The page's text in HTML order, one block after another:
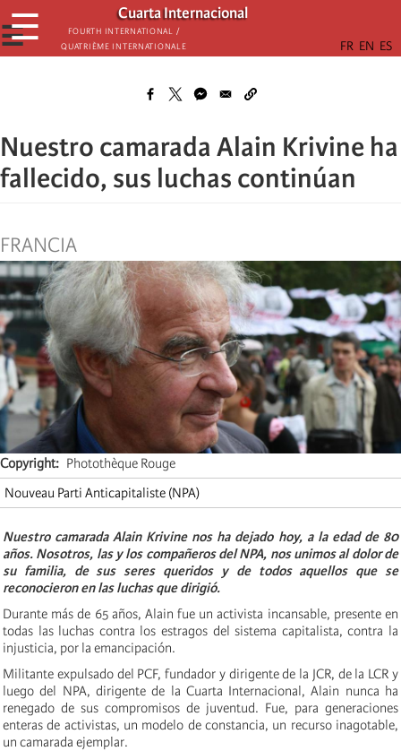
Skip
to
main
Cuarta Internacional
Fourth International /
Quatrième internationale
☰
☰
Nuestro camarada Alain Krivine ha
fallecido, sus luchas continúan
FRANCIA
Copyright
Photothèque Rouge
Nouveau Parti Anticapitaliste (NPA)
Nuestro camarada Alain Krivine nos ha dejado hoy, a la edad de 80
años. Nosotros, las y los compañeros del NPA, nos unimos al dolor de
su familia, de sus seres queridos y de todos aquellos que se
reconocieron en las luchas que dirigió.
Durante más de 65 años, Alain fue un activista incansable, presente en
todas las luchas contra los estragos del sistema capitalista, contra la
injusticia, por la emancipación.
Militante expulsado del PCF, fundador y dirigente de la JCR, de la LCR y
luego del NPA, dirigente de la Cuarta Internacional, Alain nunca ha
renegado de sus compromisos de juventud. Fue, para generaciones
enteras de activistas, un modelo de constancia, un recurso inagotable,
un camarada ejemplar.